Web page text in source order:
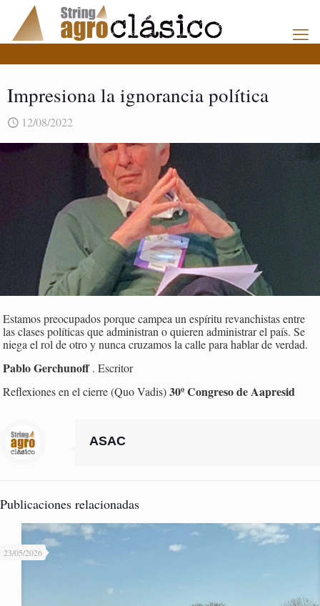
Impresiona la ignorancia política
12/08/2022
Estamos preocupados porque campea un espíritu revanchistas entre
las clases políticas que administran o quieren administrar el país. Se
niega el rol de otro y nunca cruzamos la calle para hablar de verdad.
Pablo Gerchunoff. Escritor
Reflexiones en el cierre (Quo Vadis)30º Congreso de Aapresid
ASAC
Publicaciones relacionadas
23/05/2026